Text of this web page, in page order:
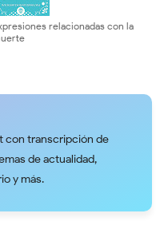
relacionadas con la
con transcripción de
de actualidad,
y más.